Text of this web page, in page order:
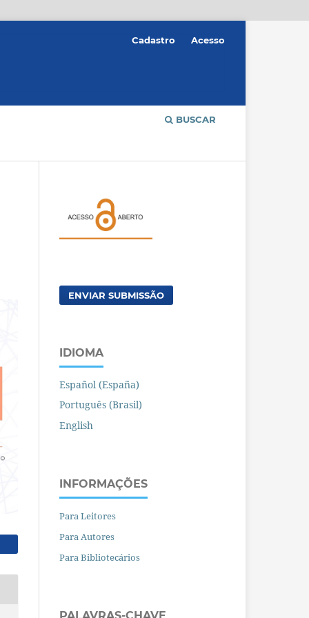
BUSCAR
Cadastro Acesso
ENVIAR SUBMISSÃO
IDIOMA
Español (España)
Português (Brasil)
English
INFORMAÇÕES
Para Leitores
Para Autores
Para Bibliotecários